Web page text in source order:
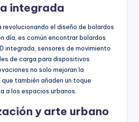
integrada
el diseño de bolardos
día, es común encontrar bolardos
integrada, sensores de movimiento
de carga para dispositivos
no solo mejoran la
también añaden un toque
a los espacios urbanos.
y arte urbano